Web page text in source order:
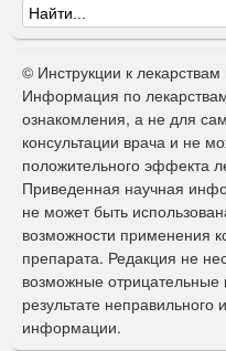
Ф
о
р
м
а
п
о
и
с
к
© Инструкции к
Информация по
ознакомления, а не для
консультации врача и не
положительного эффекта
Приведенная научная
не может быть
возможности применения
препарата. Редакция не
возможные отрицательные
результате
информации.